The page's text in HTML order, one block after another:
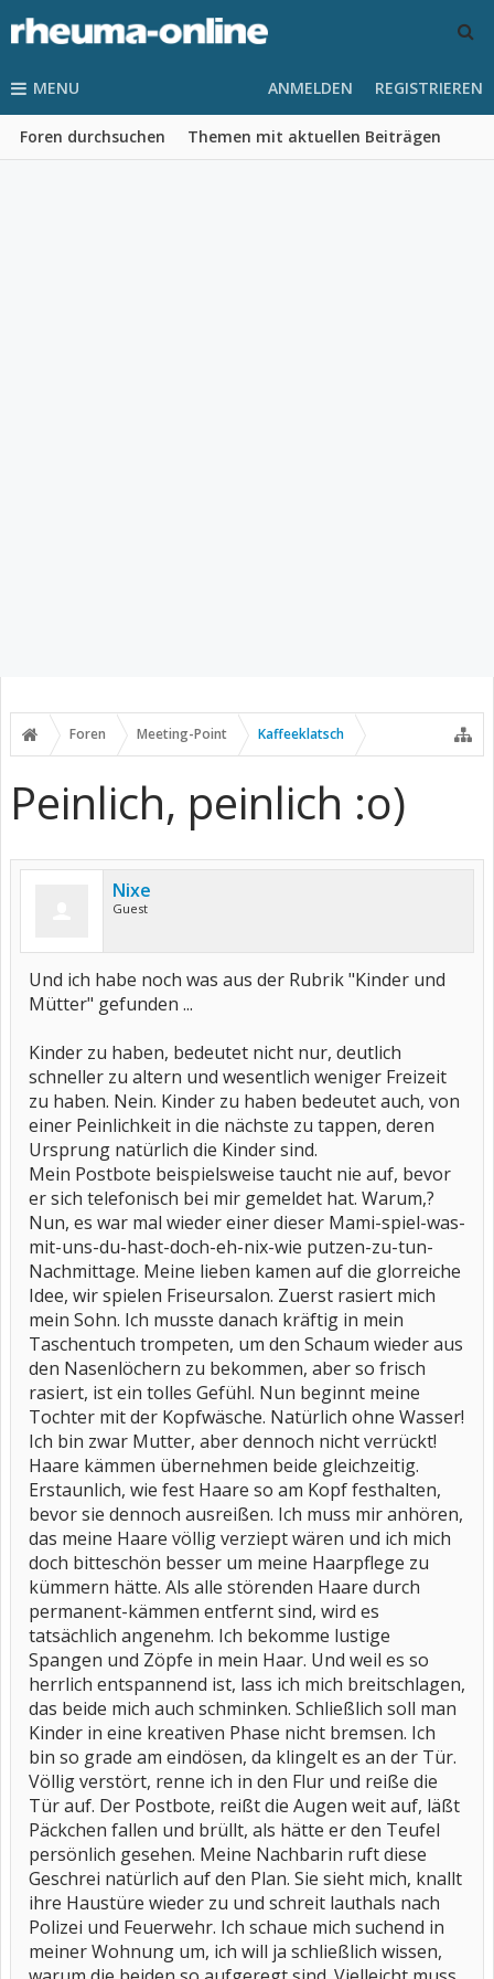
MENU
Foren durchsuchen Themen mit aktuellen Beiträgen
ANMELDEN REGISTRIEREN
Foren Meeting-Point Kaffeeklatsch
Peinlich, peinlich :o)
Nixe
Guest
Und ich habe noch was aus der Rubrik "Kinder und
Mütter" gefunden ...
Kinder zu haben, bedeutet nicht nur, deutlich
schneller zu altern und wesentlich weniger Freizeit
zu haben. Nein. Kinder zu haben bedeutet auch, von
einer Peinlichkeit in die nächste zu tappen, deren
Ursprung natürlich die Kinder sind.
Mein Postbote beispielsweise taucht nie auf, bevor
er sich telefonisch bei mir gemeldet hat. Warum,?
Nun, es war mal wieder einer dieser Mami-spiel-was-
mit-uns-du-hast-doch-eh-nix-wie putzen-zu-tun-
Nachmittage. Meine lieben kamen auf die glorreiche
Idee, wir spielen Friseursalon. Zuerst rasiert mich
mein Sohn. Ich musste danach kräftig in mein
Taschentuch trompeten, um den Schaum wieder aus
den Nasenlöchern zu bekommen, aber so frisch
rasiert, ist ein tolles Gefühl. Nun beginnt meine
Tochter mit der Kopfwäsche. Natürlich ohne Wasser!
Ich bin zwar Mutter, aber dennoch nicht verrückt!
Haare kämmen übernehmen beide gleichzeitig.
Erstaunlich, wie fest Haare so am Kopf festhalten,
bevor sie dennoch ausreißen. Ich muss mir anhören,
das meine Haare völlig verziept wären und ich mich
doch bitteschön besser um meine Haarpflege zu
kümmern hätte. Als alle störenden Haare durch
permanent-kämmen entfernt sind, wird es
tatsächlich angenehm. Ich bekomme lustige
Spangen und Zöpfe in mein Haar. Und weil es so
herrlich entspannend ist, lass ich mich breitschlagen,
das beide mich auch schminken. Schließlich soll man
Kinder in eine kreativen Phase nicht bremsen. Ich
bin so grade am eindösen, da klingelt es an der Tür.
Völlig verstört, renne ich in den Flur und reiße die
Tür auf. Der Postbote, reißt die Augen weit auf, läßt
Päckchen fallen und brüllt, als hätte er den Teufel
persönlich gesehen. Meine Nachbarin ruft diese
Geschrei natürlich auf den Plan. Sie sieht mich, knallt
ihre Haustüre wieder zu und schreit lauthals nach
Polizei und Feuerwehr. Ich schaue mich suchend in
meiner Wohnung um, ich will ja schließlich wissen,